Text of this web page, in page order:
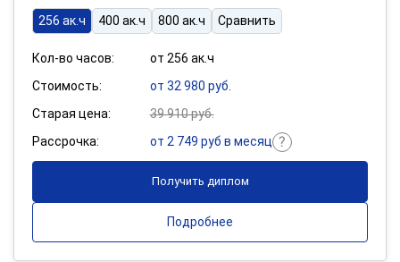
256 ак.ч
400 ак.ч 800 ак.ч Сравнить
Кол-во часов:
от 256 ак.ч
Стоимость:
от 32 980 руб.
Старая цена:
39 910 руб.
Рассрочка:
от 2 749 руб в месяц
Получить диплом
Подробнее